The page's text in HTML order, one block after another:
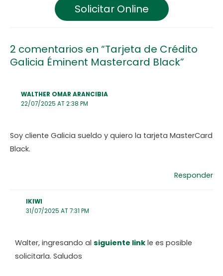
Solicitar Online
2 comentarios en “Tarjeta de Crédito
Galicia Éminent Mastercard Black”
WALTHER OMAR ARANCIBIA
22/07/2025 AT 2:38 PM
Soy cliente Galicia sueldo y quiero la tarjeta MasterCard
Black.
Responder
IKIWI
31/07/2025 AT 7:31 PM
Walter, ingresando al siguiente linkle es posible
solicitarla. Saludos